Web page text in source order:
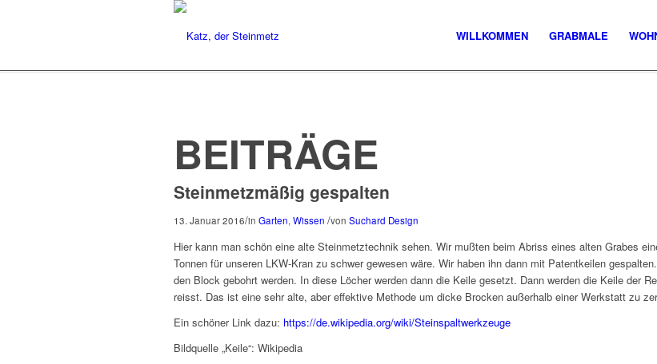
WILLKOMMEN GRABMALE
BEITRÄGE
Steinmetzmäßig gespalten
13. Januar 2016/in Garten, Wissen /von Suchard Design
Hier kann man schön eine alte Steinmetztechnik sehen. Wir mußten beim Abriss eines alten Grabes
Tonnen für unseren LKW-Kran zu schwer gewesen wäre. Wir haben ihn dann mit Patentkeilen
den Block gebohrt werden. In diese Löcher werden dann die Keile gesetzt. Dann werden die Keile der
reisst. Das ist eine sehr alte, aber effektive Methode um dicke Brocken außerhalb einer Werkstatt zu
Ein schöner Link dazu: https://de.wikipedia.org/wiki/Steinspaltwerkzeuge
Bildquelle „Keile“: Wikipedia